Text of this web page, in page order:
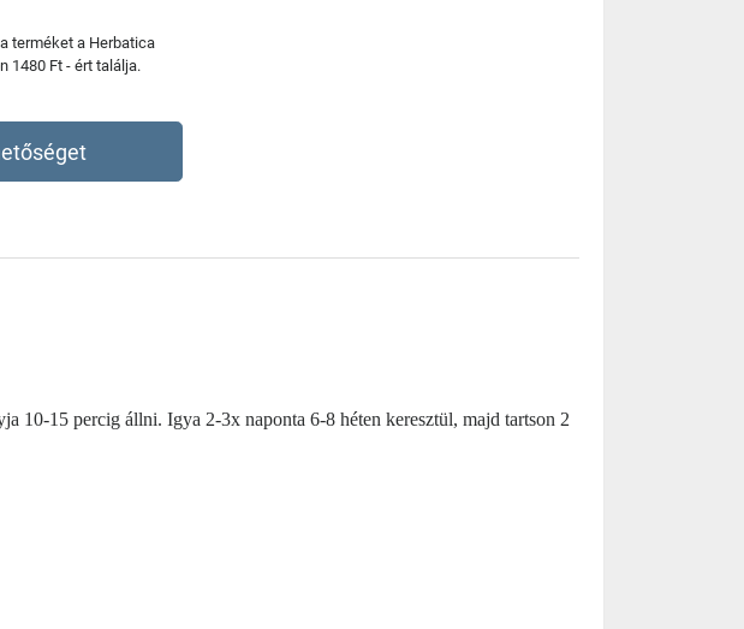
terméket a Herbatica
1480 Ft - ért találja.
10-15 percig állni. Igya 2-3x naponta 6-8 héten keresztül, majd tartson 2